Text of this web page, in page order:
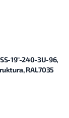
19"-240-3U-96,
RAL7035